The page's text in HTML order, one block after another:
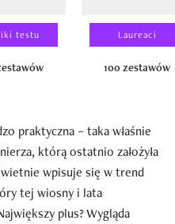
testu Laureaci
100 zestawów
praktyczna – taka właśnie
którą ostatnio założyła
wpisuje się w trend
tej wiosny i lata
plus? Wygląda